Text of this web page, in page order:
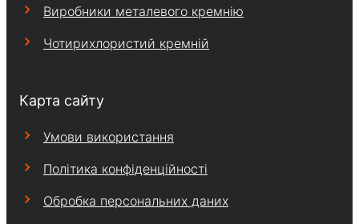
Виробники металевого кремнію
Чотирихлористий кремній
Карта сайту
Умови використання
Політика конфіденційності
Обробка персональних даних